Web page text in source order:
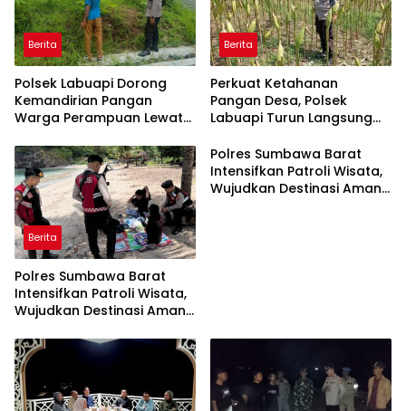
Berita
Polsek Labuapi Dorong
Kemandirian Pangan
Warga Perampuan Lewat
Rumah
Berita
Perkuat Ketahanan
Pangan Desa, Polsek
Labuapi Turun Langsung
Berita
Polres Sumbawa Barat
Intensifkan Patroli Wisata,
Wujudkan Destinasi Aman
Masyarakat
Polres Sumbawa Barat
Intensifkan Patroli Wisata,
Wujudkan Destinasi Aman